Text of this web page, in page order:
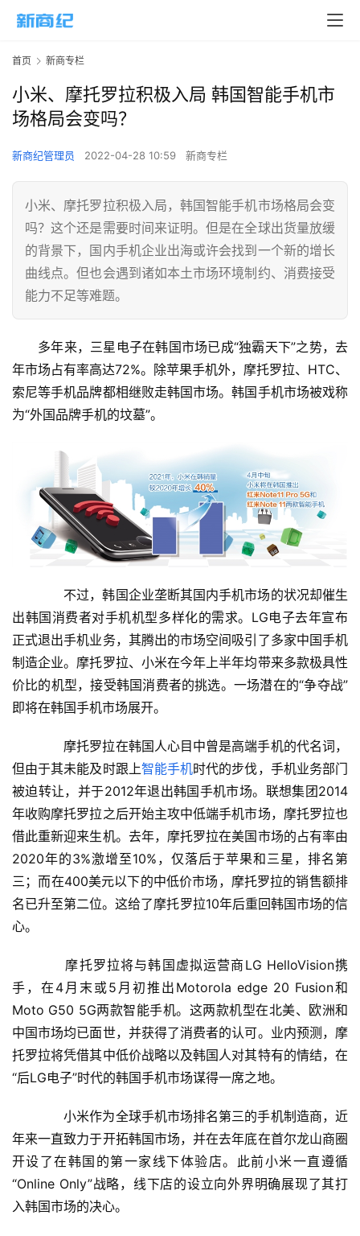
首
新
商
业
首页 新商专栏
小米、摩托罗拉积极入局 韩国智能手机市
场格局会变吗？
新商纪管理员 2022-04-28 10:59 新商专栏
小米、摩托罗拉积极入局，韩国智能手机市场格局会变
吗？这个还是需要时间来证明。但是在全球出货量放缓
的背景下，国内手机企业出海或许会找到一个新的增长
曲线点。但也会遇到诸如本土市场环境制约、消费接受
能力不足等难题。
多年来，三星电子在韩国市场已成“独霸天下”之势，去
年市场占有率高达72%。除苹果手机外，摩托罗拉、HTC、
索尼等手机品牌都相继败走韩国市场。韩国手机市场被戏称
为“外国品牌手机的坟墓”。
不过，韩国企业垄断其国内手机市场的状况却催生
出韩国消费者对手机机型多样化的需求。LG电子去年宣布
正式退出手机业务，其腾出的市场空间吸引了多家中国手机
制造企业。摩托罗拉、小米在今年上半年均带来多款极具性
价比的机型，接受韩国消费者的挑选。一场潜在的“争夺战”
即将在韩国手机市场展开。
摩托罗拉在韩国人心目中曾是高端手机的代名词，
但由于其未能及时跟上智能手机时代的步伐，手机业务部门
被迫转让，并于2012年退出韩国手机市场。联想集团2014
年收购摩托罗拉之后开始主攻中低端手机市场，摩托罗拉也
借此重新迎来生机。去年，摩托罗拉在美国市场的占有率由
2020年的3%激增至10%，仅落后于苹果和三星，排名第
三；而在400美元以下的中低价市场，摩托罗拉的销售额排
名已升至第二位。这给了摩托罗拉10年后重回韩国市场的信
心。
摩托罗拉将与韩国虚拟运营商LG HelloVision携
手，在4月末或5月初推出Motorola edge 20 Fusion和
Moto G50 5G两款智能手机。这两款机型在北美、欧洲和
中国市场均已面世，并获得了消费者的认可。业内预测，摩
托罗拉将凭借其中低价战略以及韩国人对其特有的情结，在
“后LG电子”时代的韩国手机市场谋得一席之地。
小米作为全球手机市场排名第三的手机制造商，近
年来一直致力于开拓韩国市场，并在去年底在首尔龙山商圈
开设了在韩国的第一家线下体验店。此前小米一直遵循
“Online Only”战略，线下店的设立向外界明确展现了其打
入韩国市场的决心。